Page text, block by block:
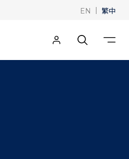
EN | 繁中